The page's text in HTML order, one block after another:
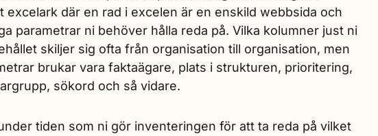
excelark där en rad i excelen är en enskild webbsida och
parametrar ni behöver hålla reda på. Vilka kolumner just ni
skiljer sig ofta från organisation till organisation, men
brukar vara faktaägare, plats i strukturen, prioritering,
sökord och så vidare.
tiden som ni gör inventeringen för att ta reda på vilket